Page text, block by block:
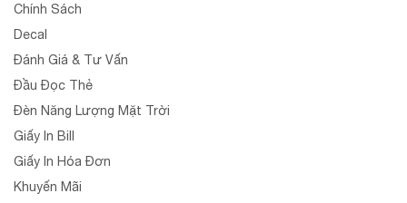
Chính Sách
Decal
Đánh Giá & Tư Vấn
Đầu Đọc Thẻ
Đèn Năng Lượng Mặt Trời
Giấy In Bill
Giấy In Hóa Đơn
Khuyến Mãi